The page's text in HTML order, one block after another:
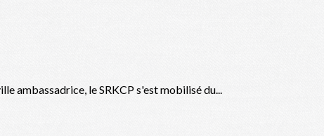
ambassadrice, le SRKCP s'est mobilisé du...